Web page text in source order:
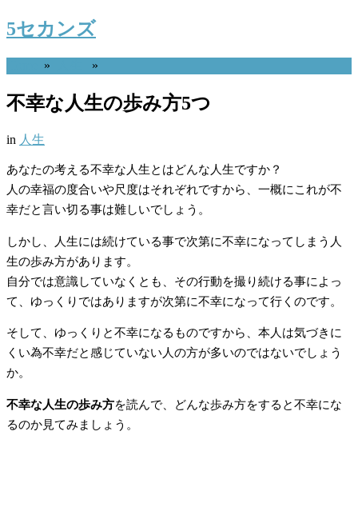
5セカンズ
» »
不幸な人生の歩み方5つ
in 人生
あなたの考える不幸な人生とはどんな人生ですか？
人の幸福の度合いや尺度はそれぞれですから、一概にこれが不
幸だと言い切る事は難しいでしょう。
しかし、人生には続けている事で次第に不幸になってしまう人
生の歩み方があります。
自分では意識していなくとも、その行動を撮り続ける事によっ
て、ゆっくりではありますが次第に不幸になって行くのです。
そして、ゆっくりと不幸になるものですから、本人は気づきに
くい為不幸だと感じていない人の方が多いのではないでしょう
か。
不幸な人生の歩み方を読んで、どんな歩み方をすると不幸にな
るのか見てみましょう。